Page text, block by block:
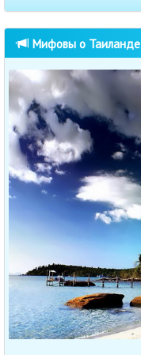
Мифовы о Таиланде